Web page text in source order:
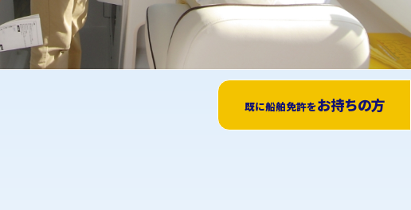
既に船舶免許をお持ちの方